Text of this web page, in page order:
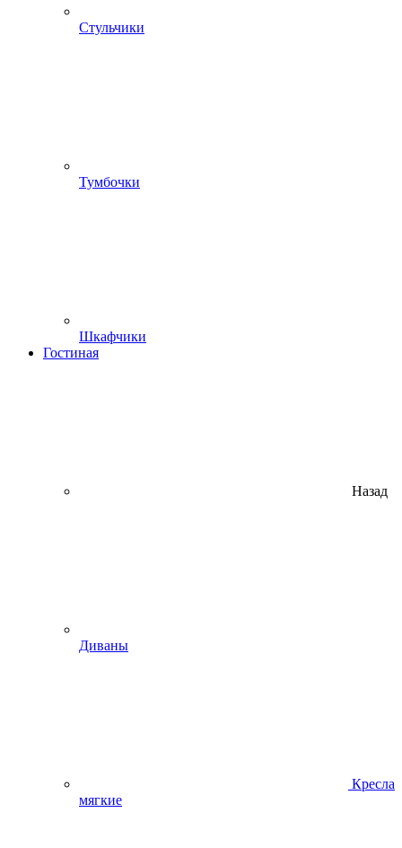
Стульчики
Тумбочки
Шкафчики
Гостиная
Назад
Диваны
Кресла
мягкие